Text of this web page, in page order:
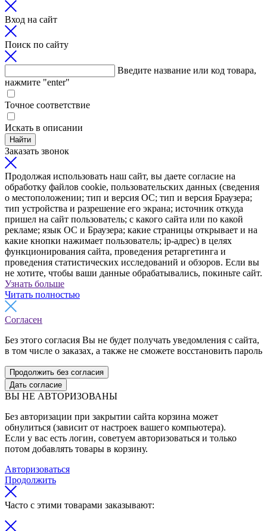
Вход на сайт
Поиск по сайту
Введите название или код товара,
нажмите "enter"
Точное соответствие
Искать в описании
Найти
Заказать звонок
Продолжая использовать наш сайт, вы даете согласие на
обработку файлов cookie, пользовательских данных (сведения
о местоположении; тип и версия ОС; тип и версия Браузера;
тип устройства и разрешение его экрана; источник откуда
пришел на сайт пользователь; с какого сайта или по какой
рекламе; язык ОС и Браузера; какие страницы открывает и на
какие кнопки нажимает пользователь; ip-адрес) в целях
функционирования сайта, проведения ретаргетинга и
проведения статистических исследований и обзоров. Если вы
не хотите, чтобы ваши данные обрабатывались, покиньте сайт.
Узнать больше
Читать полностью
Согласен
Без этого согласия Вы не будет получать уведомления с сайта,
в том числе о заказах, а также не сможете восстановить пароль
Продолжить без согласия
Дать согласие
ВЫ НЕ АВТОРИЗОВАНЫ
Без авторизации при закрытии сайта корзина может
обнулиться (зависит от настроек вашего компьютера).
Если у вас есть логин, советуем авторизоваться и только
потом добавлять товары в корзину.
Авторизоваться
Продолжить
Часто с этими товарами заказывают: